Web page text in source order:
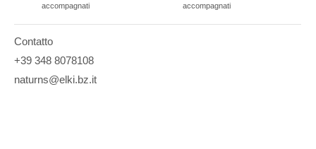
accompagnati accompagnati
Contatto
+39 348 8078108
naturns@elki.bz.it